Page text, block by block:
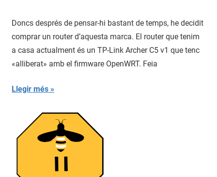
Navas
Doncs després de pensar-hi bastant de temps, he decidit
comprar un router d’aquesta marca. El router que tenim
a casa actualment és un TP-Link Archer C5 v1 que tenc
«alliberat» amb el firmware OpenWRT. Feia
Llegir més